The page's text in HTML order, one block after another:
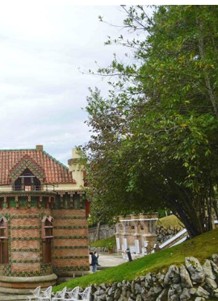
Lokale evenementen Museum &